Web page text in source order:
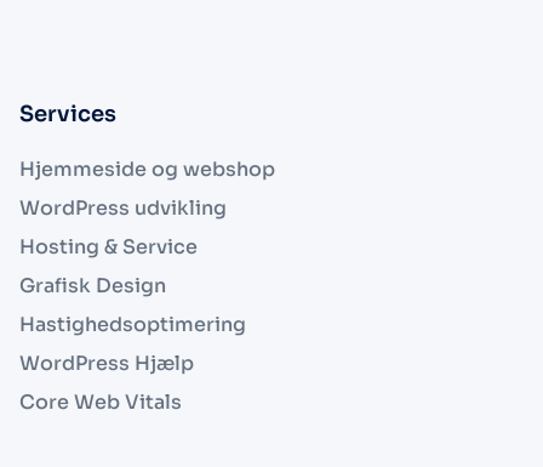
Services
Hjemmeside og webshop
WordPress udvikling
Hosting & Service
Grafisk Design
Hastighedsoptimering
WordPress Hjælp
Core Web Vitals